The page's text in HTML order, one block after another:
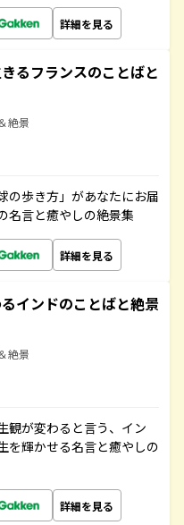
詳細を見る
るフランスのことばと
絶景
の歩き方」があなたにお届
名言と癒やしの絶景集
詳細を見る
インドのことばと絶景
絶景
観が変わると言う、イン
を輝かせる名言と癒やしの
詳細を見る